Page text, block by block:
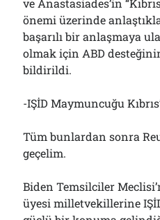
ve Anastasiades’in
önemi üzerinde
başarılı bir anlaşmaya
olmak için ABD
bildirildi.
-IŞİD Maymuncuğu
Tüm bunlardan sonra
geçelim.
Biden Temsilciler
üyesi milletvekillerine